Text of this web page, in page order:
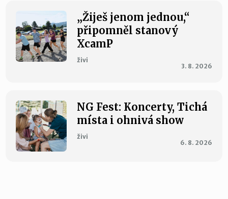
„Žiješ jenom jednou,“
připomněl stanový
XcamP
živi
3. 8. 2026
NG Fest: Koncerty, Tichá
místa i ohnivá show
živi
6. 8. 2026